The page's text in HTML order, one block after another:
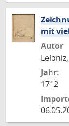
mit
Autor
Jahr:
1712